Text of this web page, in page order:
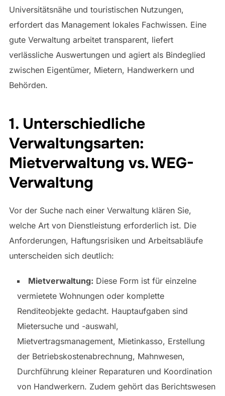
Universitätsnähe und touristischen Nutzungen,
erfordert das Management lokales Fachwissen. Eine
gute Verwaltung arbeitet transparent, liefert
verlässliche Auswertungen und agiert als Bindeglied
zwischen Eigentümer, Mietern, Handwerkern und
Behörden.
1. Unterschiedliche
Verwaltungsarten:
Mietverwaltung vs. WEG-
Verwaltung
Vor der Suche nach einer Verwaltung klären Sie,
welche Art von Dienstleistung erforderlich ist. Die
Anforderungen, Haftungsrisiken und Arbeitsabläufe
unterscheiden sich deutlich:
Mietverwaltung: Diese Form ist für einzelne
vermietete Wohnungen oder komplette
Renditeobjekte gedacht. Hauptaufgaben sind
Mietersuche und -auswahl,
Mietvertragsmanagement, Mietinkasso, Erstellung
der Betriebskostenabrechnung, Mahnwesen,
Durchführung kleiner Reparaturen und Koordination
von Handwerkern. Zudem gehört das Berichtswesen